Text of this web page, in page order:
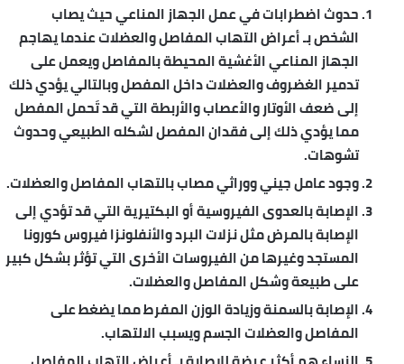
حدوث اضطرابات في عمل الجهاز المناعي حيث يصاب
الشخص بـ أعراض التهاب المفاصل والعضلات عندما يهاجم
الجهاز المناعي الأغشية المحيطة بالمفاصل ويعمل على
تدمير الغضروف والعضلات داخل المفصل وبالتالي يؤدي ذلك
إلى ضعف الأوتار والأعصاب والأربطة التي قد تَحمل المفصل
مما يؤدي ذلك إلى فقدان المفصل لشكله الطبيعي وحدوث
تشوهات.
وجود عامل جيني ووراثي مصاب بالتهاب المفاصل والعضلات.
الإصابة بالعدوى الفيروسية أو البكتيرية التي قد تؤدي إلى
الإصابة بالمرض مثل نزلات البرد والأنفلونزا فيروس كورونا
المستجد وغيرها من الفيروسات الأخرى التي تؤثر بشكل كبير
على طبيعة وشكل المفاصل والعضلات.
الإصابة بالسمنة وزيادة الوزن المفرط مما يضغط على
المفاصل والعضلات الجسم ويسبب الالتهاب.